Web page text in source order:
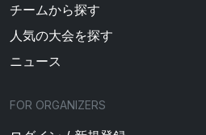
チームから探す
人気の大会を探す
ニュース
FOR ORGANIZERS